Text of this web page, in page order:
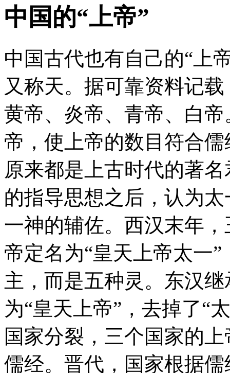
中国的“上帝”
中国古代也有自己的“上
又称天。据可靠资料记
黄帝、炎帝、青帝、白
帝，使上帝的数目符合
原来都是上古时代的著
的指导思想之后，认为
一神的辅佐。西汉末年
帝定名为“皇天上帝太一
主，而是五种灵。东汉
为“皇天上帝”，去掉了“
国家分裂，三个国家的
儒经。晋代，国家根据